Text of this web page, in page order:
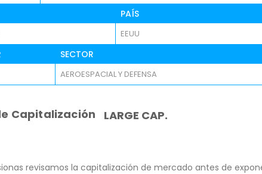
PAÍS
EEUU
SECTOR
AEROESPACIAL Y DEFENSA
Capitalización LARGE CAP.
revisamos la capitalización de mercado antes de